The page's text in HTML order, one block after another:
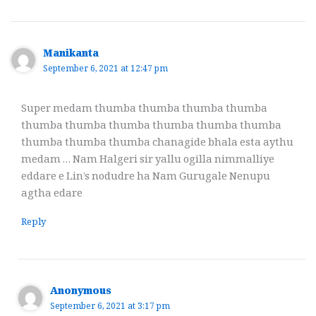
Manikanta
September 6, 2021 at 12:47 pm
Super medam thumba thumba thumba thumba
thumba thumba thumba thumba thumba thumba
thumba thumba thumba chanagide bhala esta aythu
medam … Nam Halgeri sir yallu ogilla nimmalliye
eddare e Lin’s nodudre ha Nam Gurugale Nenupu
agtha edare
Reply
Anonymous
September 6, 2021 at 3:17 pm